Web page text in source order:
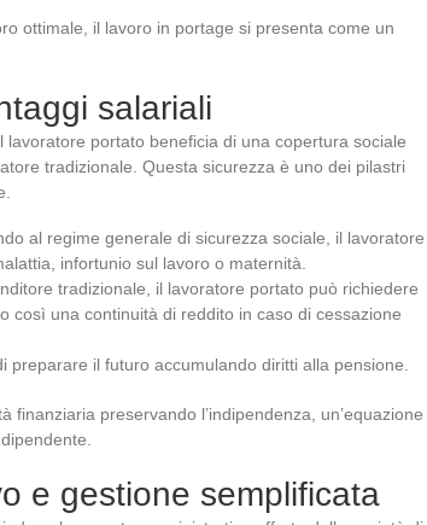
ottimale, il lavoro in portage si presenta come un
salariali
il lavoratore portato beneficia di una copertura sociale
tradizionale. Questa sicurezza è uno dei pilastri
al regime generale di sicurezza sociale, il lavoratore
infortunio sul lavoro o maternità.
tradizionale, il lavoratore portato può richiedere
così una continuità di reddito in caso di cessazione
preparare il futuro accumulando diritti alla pensione.
finanziaria preservando l’indipendenza, un’equazione
e gestione semplificata